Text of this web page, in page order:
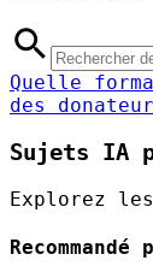
Quelle
des
Sujets IA
Explorez